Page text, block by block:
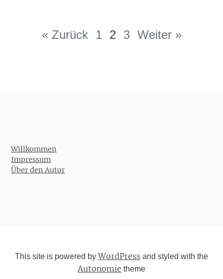
Post navigation« Zurück 1 2 3 Weiter »
Willkommen
Impressum
Über den Autor
This site is powered byWordPress and styled with the
Autonomie theme